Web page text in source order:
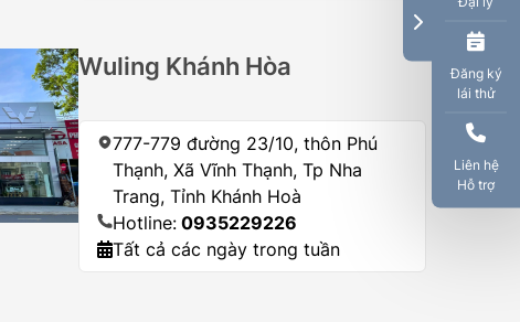
Đăng ký
lái thử
Liên hệ
Hỗ trợ
Wuling Khánh Hòa
777-779 đường 23/10, thôn Phú
Thạnh, Xã Vĩnh Thạnh, Tp Nha
Trang, Tỉnh Khánh Hoà
Hotline: 0935229226
Tất cả các ngày trong tuần